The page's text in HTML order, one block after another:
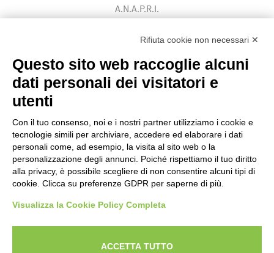
A.N.A.P.R.I.
Bovini di Razza Pezzata Rossa Italiana
Codice Fiscale: 80009310303
Powered byANAPRI Webmaster
Rifiuta cookie non necessari ✕
Questo sito web raccoglie alcuni
dati personali dei visitatori e
utenti
Con il tuo consenso, noi e i nostri partner utilizziamo i cookie e
tecnologie simili per archiviare, accedere ed elaborare i dati
personali come, ad esempio, la visita al sito web o la
personalizzazione degli annunci. Poiché rispettiamo il tuo diritto
alla privacy, è possibile scegliere di non consentire alcuni tipi di
cookie. Clicca su preferenze GDPR per saperne di più.
Visualizza la Cookie Policy Completa
ACCETTA TUTTO